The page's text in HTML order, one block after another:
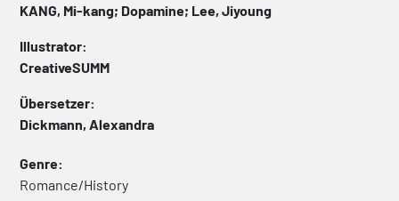
KANG, Mi-kang; Dopamine; Lee, Jiyoung
Illustrator:
CreativeSUMM
Übersetzer:
Dickmann, Alexandra
Genre:
Romance/History